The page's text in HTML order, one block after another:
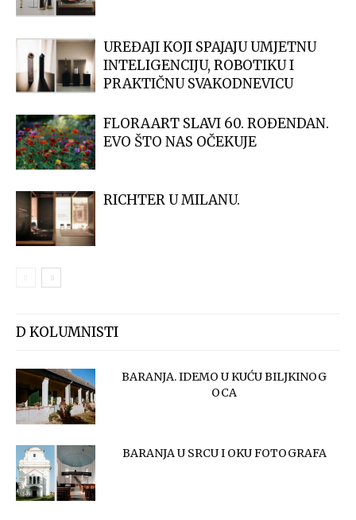
UREĐAJI KOJI SPAJAJU UMJETNU
INTELIGENCIJU, ROBOTIKU I
PRAKTIČNU SVAKODNEVICU
FLORAART SLAVI 60. ROĐENDAN.
EVO ŠTO NAS OČEKUJE
RICHTER U MILANU.
D KOLUMNISTI
BARANJA. IDEMO U KUĆU BILJKINOG
OCA
BARANJA U SRCU I OKU FOTOGRAFA